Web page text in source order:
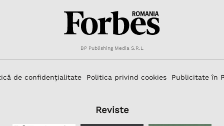
BP Publishing Media S.R.L
de confidențialitate Politica privind cookies Publicitate în
Reviste